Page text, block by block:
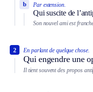
Par extension.
Qui suscite de
b
Son nouvel ami est
En parlant de quelque chose.
Qui engendre une
2
Il tient souvent des propos